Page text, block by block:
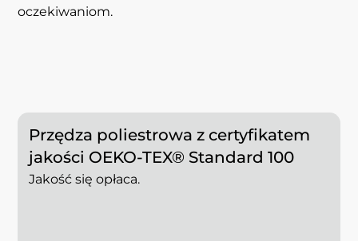
oczekiwaniom.
Przędza poliestrowa z certyfikatem
jakości OEKO-TEX® Standard 100
Jakość się opłaca.